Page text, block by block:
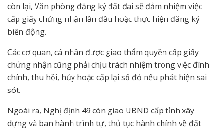
còn lại, Văn phòng đăng ký đất đai sẽ đảm nhiệm việc
cấp giấy chứng nhận lần đầu hoặc thực hiện đăng ký
biến động.
Các cơ quan, cá nhân được giao thẩm quyền cấp giấy
chứng nhận cũng phải chịu trách nhiệm trong việc đính
chính, thu hồi, hủy hoặc cấp lại sổ đỏ nếu phát hiện sai
sót.
Ngoài ra, Nghị định 49 còn giao UBND cấp tỉnh xây
dựng và ban hành trình tự, thủ tục hành chính về đất